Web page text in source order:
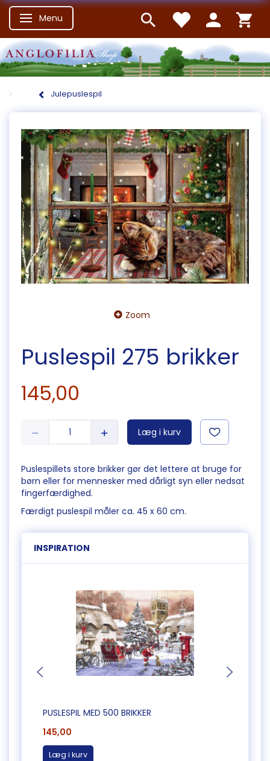
Skifte navigation
Menu
Julepuslespil
Zoom
Puslespil 275 brikker
145,00
Læg i kurv
Puslespillets store brikker gør det lettere at bruge for
børn eller for mennesker med dårligt syn eller nedsat
fingerfærdighed.
Færdigt puslespil måler ca. 45 x 60 cm.
INSPIRATION
PUSLESPIL MED 500 BRIKKER
145,00
Læg i kurv